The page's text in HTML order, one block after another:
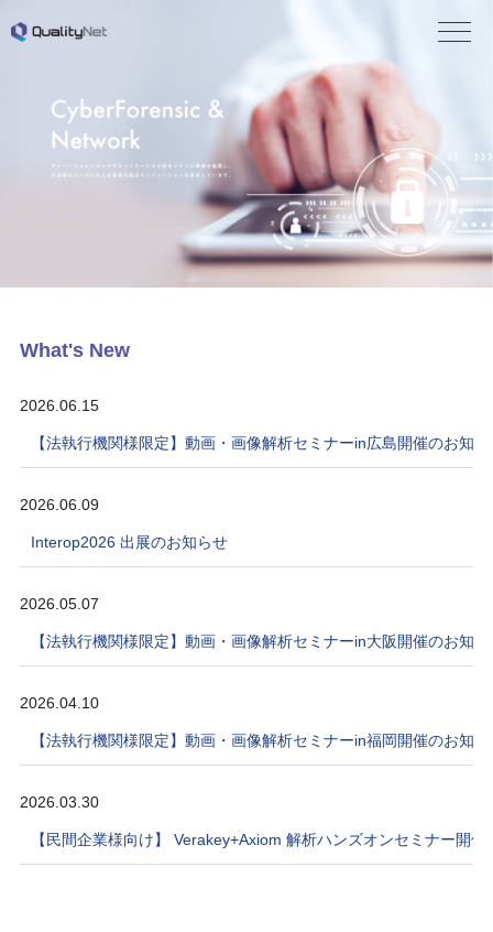
What's New
2026.06.15
【法執行機関様限定】動画・画像解析セミナーin広島開催のお知ら
2026.06.09
Interop2026 出展のお知らせ
2026.05.07
【法執行機関様限定】動画・画像解析セミナーin大阪開催のお知ら
2026.04.10
【法執行機関様限定】動画・画像解析セミナーin福岡開催のお知ら
2026.03.30
【民間企業様向け】 Verakey+Axiom 解析ハンズオンセミナー開催